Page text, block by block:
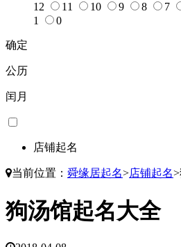
12
11 10 9 8 7
1
0
确定
公历
闰月
店铺起名
当前位置： 舜缘居起名>店铺起名>
狗汤馆起名大全